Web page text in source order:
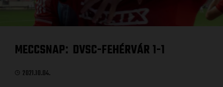
MECCSNAP: DVSC-FEHÉRVÁR 1-1
2021.10.04.